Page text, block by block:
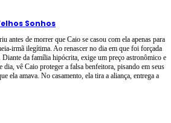
Sonhos
antes de morrer que Caio se casou com ela apenas para
irmã ilegítima. Ao renascer no dia em que foi forçada
Diante da família hipócrita, exige um preço astronômico e
vê Caio proteger a falsa benfeitora, pisando em seus
ela amava. No casamento, ela tira a aliança, entrega a